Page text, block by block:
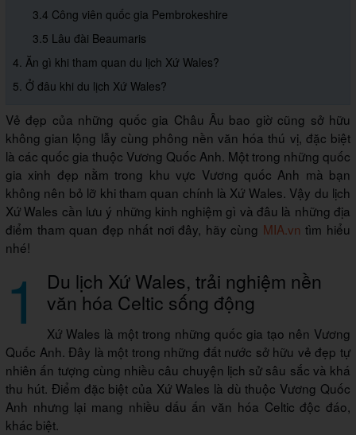
3.4 Công viên quốc gia Pembrokeshire
3.5 Lâu đài Beaumaris
4. Ăn gì khi tham quan du lịch Xứ Wales?
5. Ở đâu khi du lịch Xứ Wales?
Vẻ đẹp của những quốc gia Châu Âu bao giờ cũng sở hữu
không gian lộng lẫy cùng phông nền văn hóa thú vị, đặc biệt
là các quốc gia thuộc Vương Quốc Anh. Một trong những quốc
gia xinh đẹp nằm trong khu vực Vương quốc Anh mà bạn
không nên bỏ lỡ khi tham quan chính là Xứ Wales. Vậy du lịch
Xứ Wales cần lưu ý những kinh nghiệm gì và đâu là những địa
điểm tham quan đẹp nhất nơi đây, hãy cùng MIA.vn tìm hiểu
nhé!
1 Du lịch Xứ Wales, trải nghiệm nền
văn hóa Celtic sống động
Xứ Wales là một trong những quốc gia tạo nên Vương
Quốc Anh. Đây là một trong những đất nước sở hữu vẻ đẹp tự
nhiên ấn tượng cùng nhiều câu chuyện lịch sử sâu sắc và khá
thu hút. Điểm đặc biệt của Xứ Wales là dù thuộc Vương Quốc
Anh nhưng lại mang nhiều dấu ấn văn hóa Celtic độc đáo,
khác biệt.